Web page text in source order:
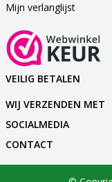
Mijn verlanglijst
VEILIG BETALEN
WIJ VERZENDEN MET
SOCIALMEDIA
CONTACT